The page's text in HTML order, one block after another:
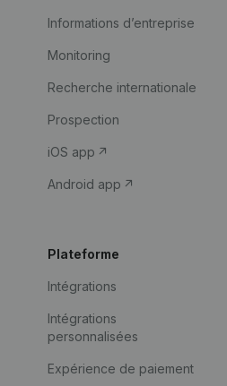
Informations d’entreprise
Monitoring
Recherche internationale
Prospection
iOS app
Android app
Plateforme
Intégrations
Intégrations
personnalisées
Expérience de paiement